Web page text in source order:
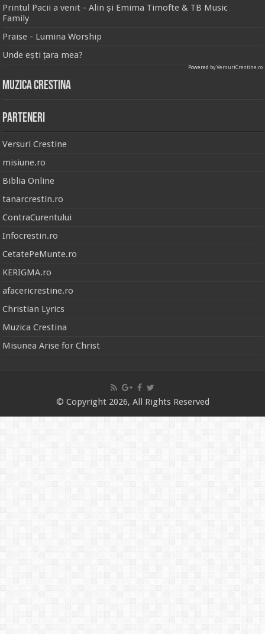
Printul Pacii a venit - Alin și Emima Timofte & TB Music
Family
Praise - Lumina Worship
Unde ești țara mea?
Powered byVersuriCrestine.ro
Muzica Crestina
Parteneri
Versuri Crestine
misiune.ro
Biblia Online
tanarcrestin.ro
ContraCurentului
Infocrestin.ro
CetatePeMunte.ro
KERIGMA.ro
afacericrestine.ro
Christian Lyrics
Muzica Crestina
Misunea Arise for Christ
© Copyright 2026, All Rights Reserved